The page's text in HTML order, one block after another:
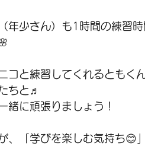
年少さん）も1時間の練習
コと練習してくれるともく
ちと♬
緒に頑張りましょう！
、「学びを楽しむ気持ち😊